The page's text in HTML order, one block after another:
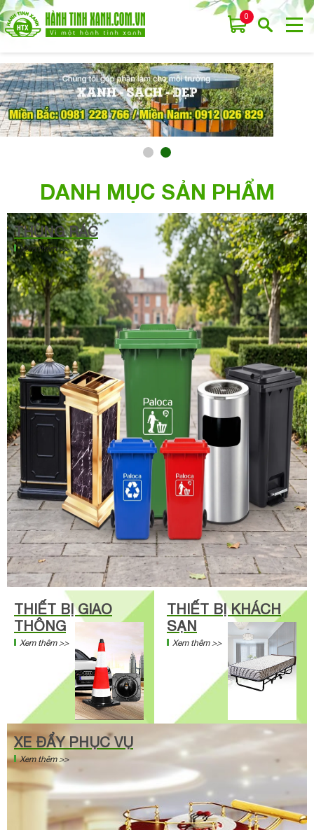
0
DANH MỤC SẢN PHẨM
THÙNG RÁC
Xem thêm >>
THIẾT BỊ GIAO
THÔNG
Xem thêm >>
THIẾT BỊ KHÁCH
SẠN
Xem thêm >>
XE ĐẨY PHỤC VỤ
Xem thêm >>